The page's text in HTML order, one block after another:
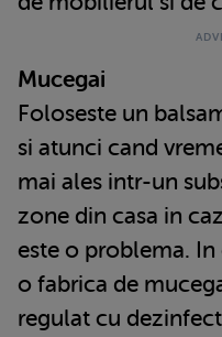
Mucegai
Foloseste un
si atunci cand
mai ales intr-un
zone din casa in
este o problema.
o fabrica de
regulat cu